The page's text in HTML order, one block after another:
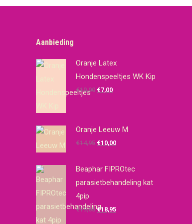
Aanbieding
Oranje Latex
Hondenspeeltjes WK Kip
€10,00 Oorspronkelijke
€10,00.
€7,00Huidige
€7,00.
Oranje Leeuw M
€14,95 Oorspronkelijke
was:
€14,95.
€10,00Huidige
is:
€10,00.
Beaphar FIPROtec
parasietbehandeling kat
4pip
€19,65Oorspronkelijke
€18,95Huidige